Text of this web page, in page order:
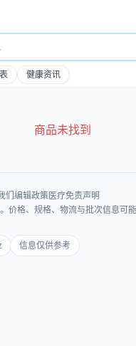
健康资讯
商品未找到
们编辑政策医疗免责声明
价格、规格、物流与批次信息可
信息仅供参考